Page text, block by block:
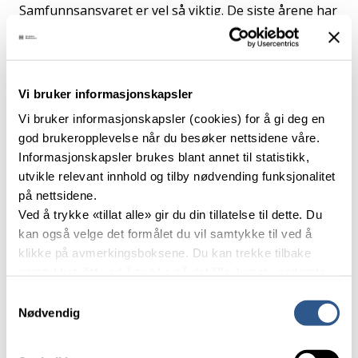
Vi bruker informasjonskapsler
Vi bruker informasjonskapsler (cookies) for å gi deg en
god brukeropplevelse når du besøker nettsidene våre.
Informasjonskapsler brukes blant annet til statistikk,
utvikle relevant innhold og tilby nødvending funksjonalitet
på nettsidene.
Ved å trykke «tillat alle» gir du din tillatelse til dette. Du
kan også velge det formålet du vil samtykke til ved å
klikke på avmerkingsboksene. Du kan trekke tilbake
Nødvendig
Samfunnsansvaret er vel så viktig. De siste årene har
folkehelse seilt opp som et viktig tema, og her er det
omtrent ingen forskning pr. i dag. Her er det viktig å
forståelse i samfunnet om hva støy har å si for
mennesker og miljøet rundt der man oppholder seg
og bor.
Har du eller din bedrift forslag til
masteroppgaver?Vi hjelper deg å dele med
studenter.
– Oppgavene og resultatene er med på å skape en
bevisstgjøring av støy i samfunnet, forklarer Brekke.
videre. De skaper grobunn for videre forskning og
utvikling.